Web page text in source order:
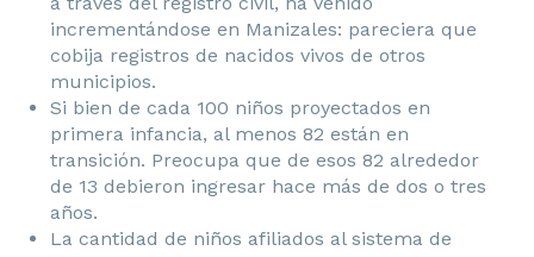
incrementándose en Manizales: pareciera que
cobija registros de nacidos vivos de otros
municipios.
Si bien de cada 100 niños proyectados en
primera infancia, al menos 82 están en
transición. Preocupa que de esos 82 alrededor
de 13 debieron ingresar hace más de dos o tres
años.
La cantidad de niños afiliados al sistema de